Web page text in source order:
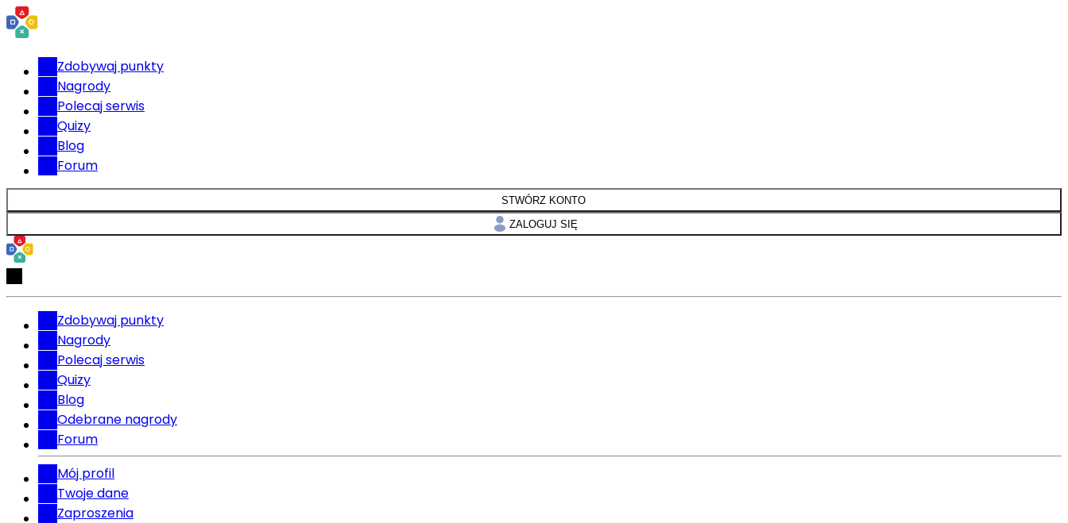
Zdobywaj punkty
Nagrody
Polecaj serwis
Quizy
Blog
Forum
STWÓRZ KONTO
ZALOGUJ SIĘ
Zdobywaj punkty
Nagrody
Polecaj serwis
Quizy
Blog
Odebrane nagrody
Forum
Mój profil
Twoje dane
Zaproszenia